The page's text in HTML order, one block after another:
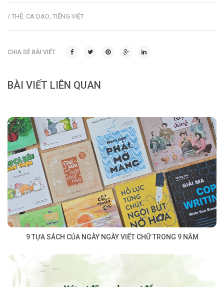
/ THẺ: CA DAO, TIẾNG VIỆT
CHIA SẺ BÀI VIẾT
BÀI VIẾT LIÊN QUAN
9 TỰA SÁCH CỦA NGÀY NGÀY VIẾT CHỮ TRONG 9 NĂM